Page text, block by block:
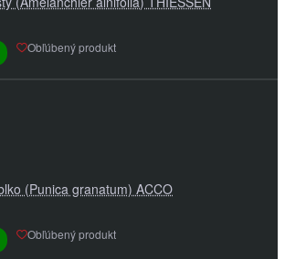
Obľúbený produkt
(Punica granatum) ACCO
Obľúbený produkt